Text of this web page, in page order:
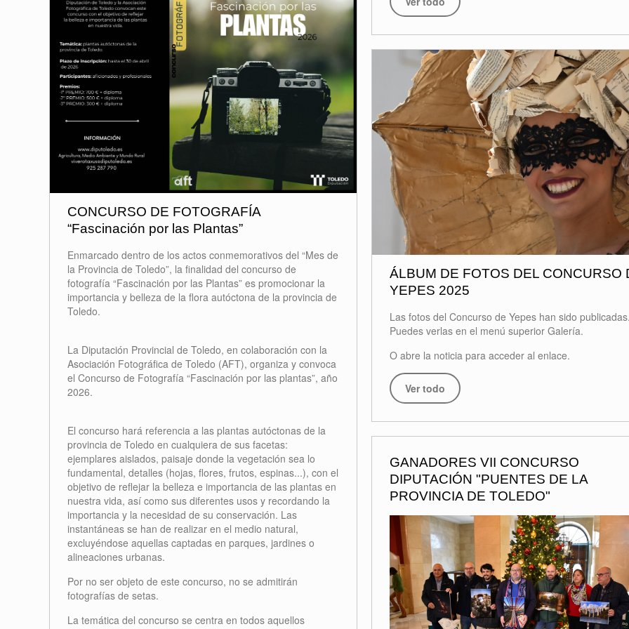
CONCURSO DE FOTOGRAFÍA
“Fascinación por las Plantas”
Enmarcado dentro de los actos conmemorativos del “Mes de
la Provincia de Toledo”, la finalidad del concurso de
fotografía “Fascinación por las Plantas” es promocionar la
importancia y belleza de la flora autóctona de la provincia de
Toledo.
La Diputación Provincial de Toledo, en colaboración con la
Asociación Fotográfica de Toledo (AFT), organiza y convoca
el Concurso de Fotografía “Fascinación por las plantas”, año
2026.
El concurso hará referencia a las plantas autóctonas de la
provincia de Toledo en cualquiera de sus facetas:
ejemplares aislados, paisaje donde la vegetación sea lo
fundamental, detalles (hojas, flores, frutos, espinas...), con el
objetivo de reflejar la belleza e importancia de las plantas en
nuestra vida, así como sus diferentes usos y recordando la
importancia y la necesidad de su conservación. Las
instantáneas se han de realizar en el medio natural,
excluyéndose aquellas captadas en parques, jardines o
alineaciones urbanas.
Por no ser objeto de este concurso, no se admitirán
fotografías de setas.
La temática del concurso se centra en todos aquellos
ÁLBUM DE FOTOS DEL CONCURSO
YEPES 2025
Las fotos del Concurso de Yepes han sido
Puedes verlas en el menú superior Galería.
O abre la noticia para acceder al enlace.
Ver todo
GANADORES VII CONCURSO
DIPUTACIÓN "PUENTES DE LA
PROVINCIA DE TOLEDO"